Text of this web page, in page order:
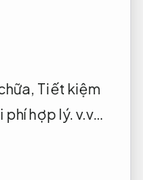
Tiết kiệm
phí hợp lý.v.v…